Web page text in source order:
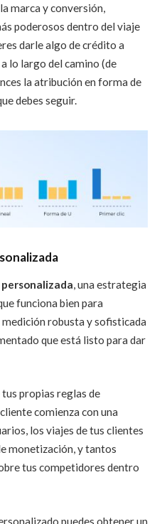
marca y conversión,
poderosos dentro del viaje
darle algo de crédito a
lo largo del camino (de
la atribución en forma de
debes seguir.
, una estrategia
funciona bien para
robusta y sofisticada
que está listo para dar
propias reglas de
comienza con una
los viajes de tus clientes
monetización, y tantos
tus competidores dentro
puedes obtener un